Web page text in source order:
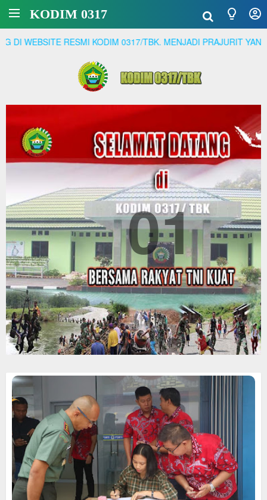
KODIM 0317
RESMI KODIM 0317/TBK. MENJADI PRAJURIT YANG
01